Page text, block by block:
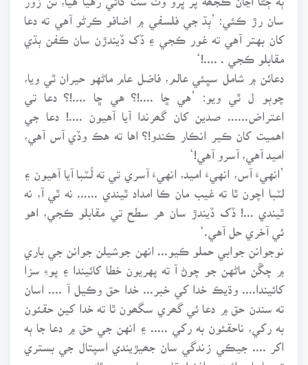
سان رڙ ڪئي: ’ٻڌ جي فلسفي ۾ اضافو ڪرڻو آهي ته دعا
کان بهتر آهي ته غور ڪجي ۽ ڏک ڏيندڙن سان ڪفن ٻڌي
مقابلو ڪجي . ....!‘
دعائن ۾ شامل سڀئي عالم، فاضل عام ماڻهو حيران ٿي ويا،
چوٻو ل ٿي ويو: ’هي ڇا ....!؟ هي ڇا ....!؟ دعا تي
اعتراض...... صدين کان گھرندا آيا آهيون ....! دعا جي
اهميت کان ڪير انڪار ڪندو!؟ اها ته هڪ وڏي آس آهي،
اميد آهي، آسرو آهي!‘
’انهيءَ آس، انهيءَ اميد، انهيءَ آسري تي ته لُـٽبا آيا آهيون ۽
لٽبا اچون ٿا ته غيب مان ڪا امداد ٿيندي ...... نه ٿي آ، نه
ٿيندي ...! ڏک ڏيندڙ سان هر سطح تي مقابلو ڪجي، اهو
ئي آخري حل آهي.‘
نوجوانن جوابي حملو ڪيو... انهن جوشيلن جوانن جي باري
۾ چڱن ماڻهن جو چوڻ آ ته پهريون خطا کائيندا ۽ پوءِ سزا
کائيندا.... وڌيڪ خدا کي خبر... خدا حق وڪيل آ .... اسان
ته سندن حق ۾ دعا ئي گھري سگھون ٿا ته خدا کين حقئون
به رکي، ناحقئون به رکي ..... ۽ انهن جي حق ۾ دعا جا ٻه
اکر .... جيڪي زندگي سان جھيڙيندي اسپتال جي بستري
تي پاسا ورائيندي افضل قادري جيان چون ٿا: